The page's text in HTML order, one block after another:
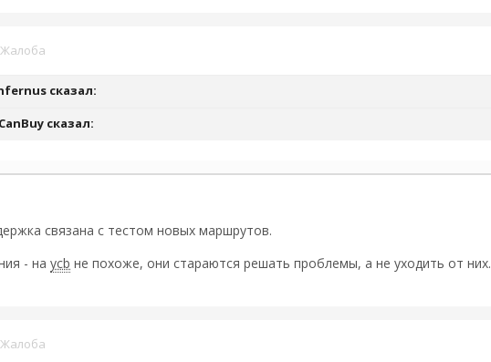
Жалоба
сказал:
сказал:
связана с тестом новых маршрутов.
- на ycb не похоже, они стараются решать проблемы, а не уходить от них.
Жалоба